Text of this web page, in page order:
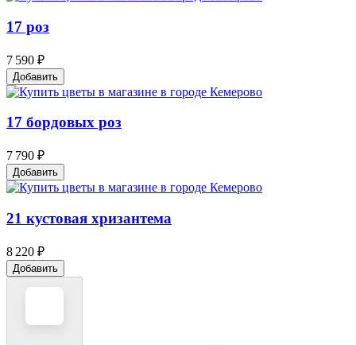
17 роз
7 590 ₽
Добавить
17 бордовых роз
7 790 ₽
Добавить
21 кустовая хризантема
8 220 ₽
Добавить